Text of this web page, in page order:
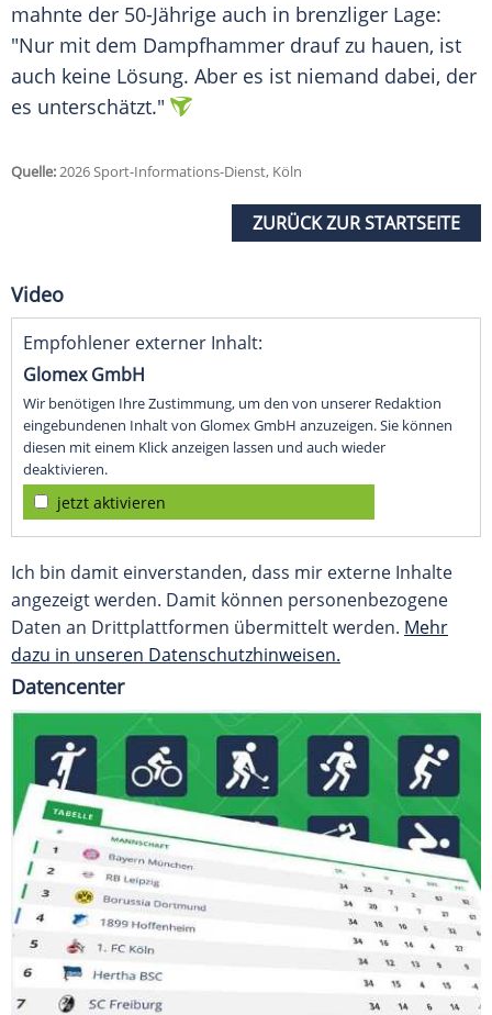
mahnte der 50-Jährige auch in brenzliger Lage:
"Nur mit dem Dampfhammer drauf zu hauen, ist
auch keine Lösung. Aber es ist niemand dabei, der
es unterschätzt."
Quelle:2026 Sport-Informations-Dienst, Köln
ZURÜCK ZUR STARTSEITE
Video
Empfohlener externer Inhalt:
Glomex GmbH
Wir benötigen Ihre Zustimmung, um den von unserer Redaktion
eingebundenen Inhalt von Glomex GmbH anzuzeigen. Sie können
diesen mit einem Klick anzeigen lassen und auch wieder
deaktivieren.
jetzt aktivieren
Ich bin damit einverstanden, dass mir externe Inhalte
angezeigt werden. Damit können personenbezogene
Daten an Drittplattformen übermittelt werden. Mehr
dazu in unseren Datenschutzhinweisen.
Datencenter